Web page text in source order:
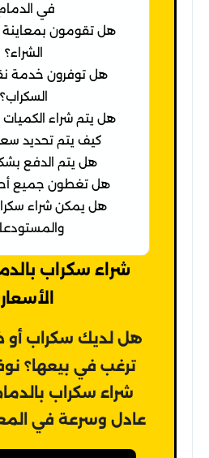
في
هل تقومون بمعاينة
الشراء؟
هل توفرون خدمة
السكراب؟
هل يتم شراء الكميات
كيف يتم تحديد
هل يتم الدفع
هل تغطون جميع
هل يمكن شراء
شراء سكراب
الأسعار
هل لديك سكراب أو
ترغب في بيعها؟
شراء سكراب
عادل وسرعة في